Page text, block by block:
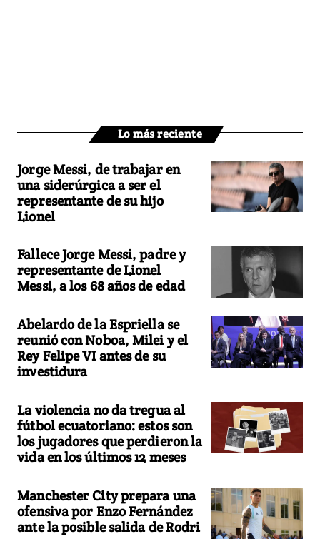
Lo más reciente
Jorge Messi, de trabajar en
una siderúrgica a ser el
representante de su hijo
Lionel
Fallece Jorge Messi, padre y
representante de Lionel
Messi, a los 68 años de edad
Abelardo de la Espriella se
reunió con Noboa, Milei y el
Rey Felipe VI antes de su
investidura
La violencia no da tregua al
fútbol ecuatoriano: estos son
los jugadores que perdieron la
vida en los últimos 12 meses
Manchester City prepara una
ofensiva por Enzo Fernández
ante la posible salida de Rodri